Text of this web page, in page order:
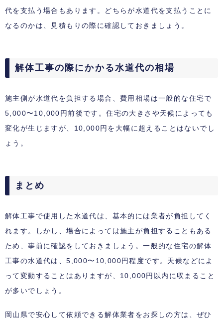
代を支払う場合もあります。どちらが水道代を支払うことに
なるのかは、見積もりの際に確認しておきましょう。
解体工事の際にかかる水道代の相場
施主側が水道代を負担する場合、費用相場は一般的な住宅で
5,000〜10,000円前後です。住宅の大きさや天候によっても
変化が生じますが、10,000円を大幅に超えることはないでし
ょう。
まとめ
解体工事で使用した水道代は、基本的には業者が負担してく
れます。しかし、場合によっては施主が負担することもある
ため、事前に確認をしておきましょう。一般的な住宅の解体
工事の水道代は、5,000〜10,000円程度です。天候などによ
って変動することはありますが、10,000円以内に収まること
が多いでしょう。
岡山県で安心して依頼できる解体業者をお探しの方は、ぜひ